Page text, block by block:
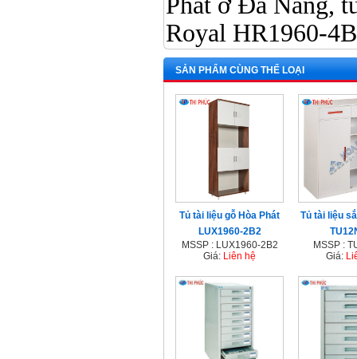
Royal HR1960-
SẢN PHẨM CÙNG THỂ LOẠI
Tủ tài liệu gỗ Hòa Phát
LUX1960-2B2
MSSP : LUX1960-2B2
Giá: Liên hệ
Tủ tài liệu
MSSP :
Giá: